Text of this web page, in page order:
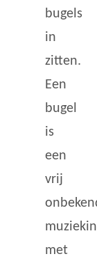
bugels
in
zitten.
Een
bugel
is
een
vrij
met